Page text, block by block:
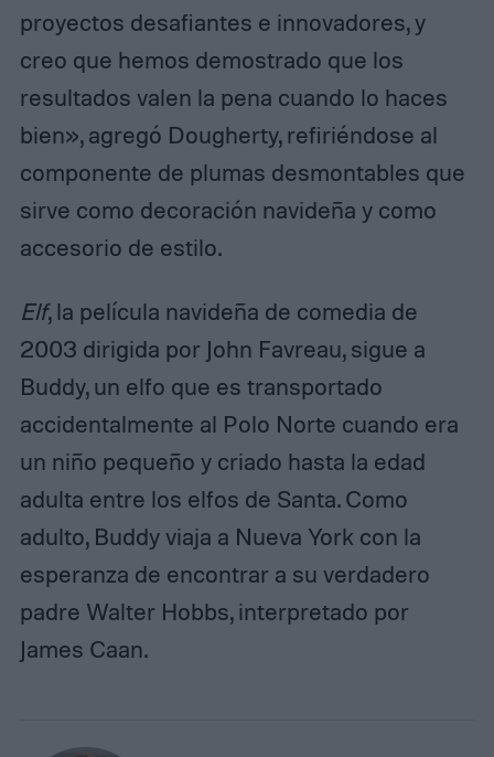
proyectos desafiantes e innovadores, y
creo que hemos demostrado que los
resultados valen la pena cuando lo haces
bien», agregó Dougherty, refiriéndose al
componente de plumas desmontables que
sirve como decoración navideña y como
accesorio de estilo.
Elf, la película navideña de comedia de
2003 dirigida por John Favreau, sigue a
Buddy, un elfo que es transportado
accidentalmente al Polo Norte cuando era
un niño pequeño y criado hasta la edad
adulta entre los elfos de Santa. Como
adulto, Buddy viaja a Nueva York con la
esperanza de encontrar a su verdadero
padre Walter Hobbs, interpretado por
James Caan.